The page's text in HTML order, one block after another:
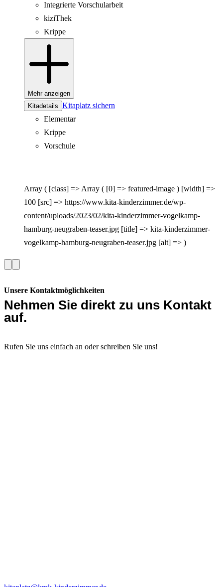
Integrierte Vorschularbeit
kiziThek
Krippe
Mehr anzeigen
Kitadetails Kitaplatz sichern
Elementar
Krippe
Vorschule
Array ( [class] => Array ( [0] => featured-image ) [width] =>
100 [src] => https://www.kita-kinderzimmer.de/wp-
content/uploads/2023/02/kita-kinderzimmer-vogelkamp-
hamburg-neugraben-teaser.jpg [title] => kita-kinderzimmer-
vogelkamp-hamburg-neugraben-teaser.jpg [alt] => )
SlideSlide
Unsere Kontaktmöglichkeiten
Nehmen Sie direkt zu uns Kontakt
auf.
Rufen Sie uns einfach an oder schreiben Sie uns!